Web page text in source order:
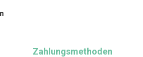
Zahlungsmethoden